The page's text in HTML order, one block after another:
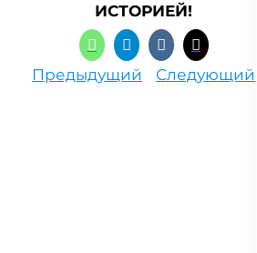
ИСТОРИЕЙ!
Предыдущий Следующий